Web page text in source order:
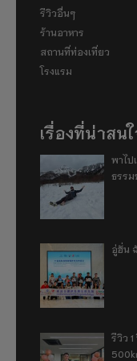
รีวิวอื่นๆ
ร้านอาหาร
สถานที่ท่องเที่ยว
โรงแรม
เรื่องที่น่าสน
พาไป
ธรรม
อู่ฮั่น
รีวิว